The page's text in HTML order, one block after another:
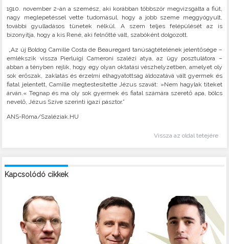
1910. november 2-án a szemész, aki korábban többször megvizsgálta a fiút,
nagy meglepetéssel vette tudomásul, hogy a jobb szeme meggyógyult,
további gyulladásos tünetek nélkül. A szem teljes felépülését az is
bizonyítja, hogy a kis René, aki felnőtté vált, szabóként dolgozott.
„Az új Boldog Camille Costa de Beauregard tanúságtételének jelentősége –
emlékszik vissza Pierluigi Cameroni szalézi atya, az ügy posztulátora –
abban a tényben rejlik, hogy egy olyan oktatási vészhelyzetben, amelyet oly
sok erőszak, zaklatás és érzelmi elhagyatottság áldozatává vált gyermek és
fiatal jelentett, Camille megtestesítette Jézus szavát: »Nem hagylak titeket
árván.« Tegnap és ma oly sok gyermek és fiatal számára szerető apa, bölcs
nevelő, Jézus Szíve szerinti igazi pásztor.”
ANS-Róma/Szaléziak.HU
Vissza az oldal tetejére
Kapcsolódó cikkek